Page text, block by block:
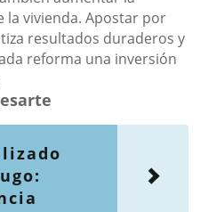
la vivienda. Apostar por
resultados duraderos y
reforma una inversión